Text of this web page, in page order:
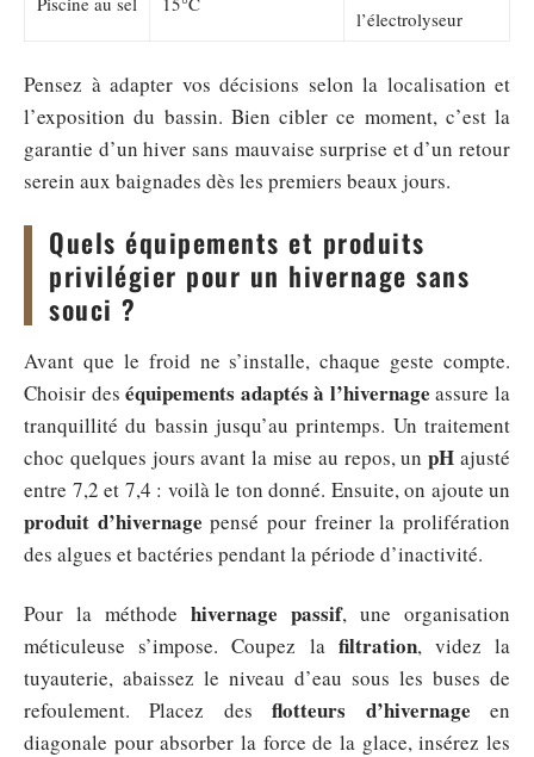
l’électrolyseur
Pensez à adapter vos décisions selon la localisation et
l’exposition du bassin. Bien cibler ce moment, c’est la
garantie d’un hiver sans mauvaise surprise et d’un retour
serein aux baignades dès les premiers beaux jours.
Quels équipements et produits
privilégier pour un hivernage sans
souci ?
Avant que le froid ne s’installe, chaque geste compte.
Choisir deséquipements adaptés à l’hivernage assure la
tranquillité du bassin jusqu’au printemps. Un traitement
choc quelques jours avant la mise au repos, unpH ajusté
entre 7,2 et 7,4 : voilà le ton donné. Ensuite, on ajoute un
produit d’hivernage pensé pour freiner la prolifération
des algues et bactéries pendant la période d’inactivité.
Pour la méthode hivernage passif, une organisation
méticuleuse s’impose. Coupez la filtration, videz la
tuyauterie, abaissez le niveau d’eau sous les buses de
refoulement. Placez desflotteurs d’hivernage en
diagonale pour absorber la force de la glace, insérez les